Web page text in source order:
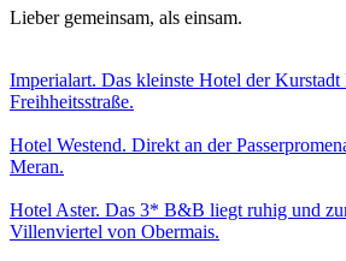
Lieber gemeinsam, als einsam.
Imperialart. Das kleinste Hotel der Kurstadt
Freihheitsstraße.
Hotel Westend. Direkt an der
Meran.
Hotel Aster. Das 3* B&B liegt ruhig und
Villenviertel von Obermais.